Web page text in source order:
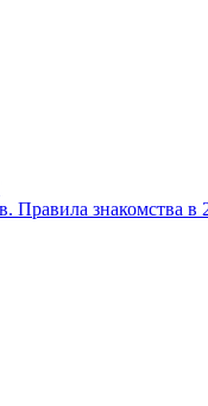
Правила знакомства в